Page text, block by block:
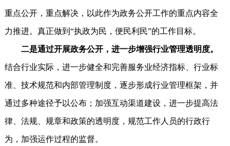
重点公开，重点解决，以此作为政务公开工作的重点内容全
力推进。真正做到“执政为民，便民利民”的工作目标。
二是通过开展政务公开，进一步增强行业管理透明度。
结合行业实际，进一步健全和完善服务业经济指标、行业标
准、技术规范和内部管理制度，逐步形成行业管理框架，并
通过多种途径予以公布；加强互动渠道建设，进一步提高法
律、法规、规章和政策的透明度，规范工作人员的行政行
为，加强运作过程的监督。